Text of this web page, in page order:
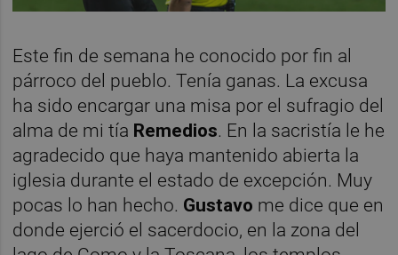
Este fin de semana he conocido por fin al
párroco del pueblo. Tenía ganas. La excusa
ha sido encargar una misa por el sufragio del
alma de mi tía Remedios. En la sacristía le he
agradecido que haya mantenido abierta la
iglesia durante el estado de excepción. Muy
pocas lo han hecho. Gustavo me dice que en
donde ejerció el sacerdocio, en la zona del